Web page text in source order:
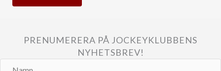
PRENUMERERA PÅ JOCKEYKLUBBENS
NYHETSBREV!
Namn